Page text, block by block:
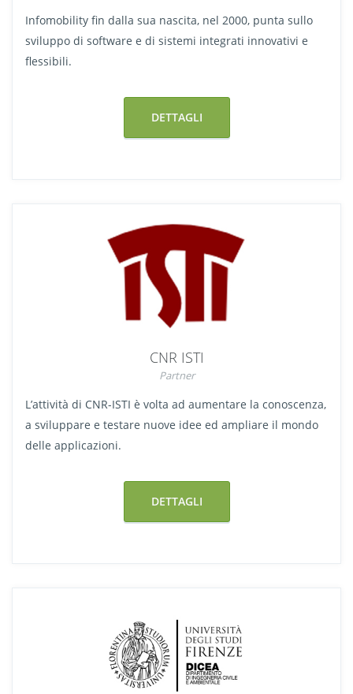
Infomobility fin dalla sua nascita, nel 2000, punta sullo
sviluppo di software e di sistemi integrati innovativi e
flessibili.
DETTAGLI
CNR ISTI
Partner
L’attività di CNR-ISTI è volta ad aumentare la conoscenza,
a sviluppare e testare nuove idee ed ampliare il mondo
delle applicazioni.
DETTAGLI